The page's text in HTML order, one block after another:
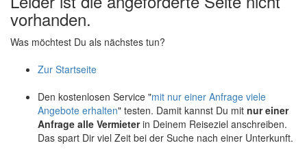
vorhanden.
Was möchtest Du als nächstes tun?
Zur Startseite
Den kostenlosen Service "mit nur einer Anfrage viele
Angebote erhalten" testen. Damit kannst Du mit nur einer
Anfrage alle Vermieterin Deinem Reiseziel anschreiben.
Das spart Dir viel Zeit bei der Suche nach einer Unterkunft.